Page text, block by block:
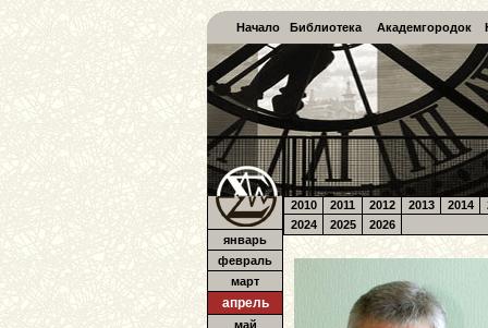
Начало Библиотека Академгородок
январь
февраль
март
апрель
май
2010 2011 2012 2013 2014
2024
2025 2026